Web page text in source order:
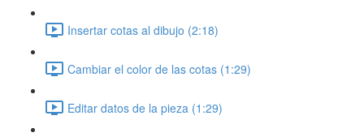
Insertar cotas al dibujo (2:18)
Cambiar el color de las cotas (1:29)
Editar datos de la pieza (1:29)